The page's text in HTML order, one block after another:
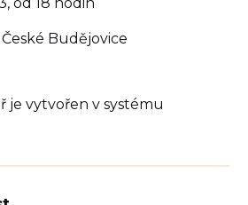
České Budějovice
je vytvořen v systému